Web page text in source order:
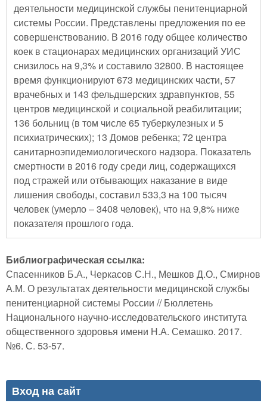
деятельности медицинской службы пенитенциарной
системы России. Представлены предложения по ее
совершенствованию. В 2016 году общее количество
коек в стационарах медицинских организаций УИС
снизилось на 9,3% и составило 32800. В настоящее
время функционируют 673 медицинских части, 57
врачебных и 143 фельдшерских здравпунктов, 55
центров медицинской и социальной реабилитации;
136 больниц (в том числе 65 туберкулезных и 5
психиатрических); 13 Домов ребенка; 72 центра
санитарноэпидемиологического надзора. Показатель
смертности в 2016 году среди лиц, содержащихся
под стражей или отбывающих наказание в виде
лишения свободы, составил 533,3 на 100 тысяч
человек (умерло – 3408 человек), что на 9,8% ниже
показателя прошлого года.
Библиографическая ссылка:
Спасенников Б.А., Черкасов С.Н., Мешков Д.О., Смирнов
А.М. О результатах деятельности медицинской службы
пенитенциарной системы России // Бюллетень
Национального научно-исследовательского института
общественного здоровья имени Н.А. Семашко. 2017.
№6. С. 53-57.
Вход на сайт